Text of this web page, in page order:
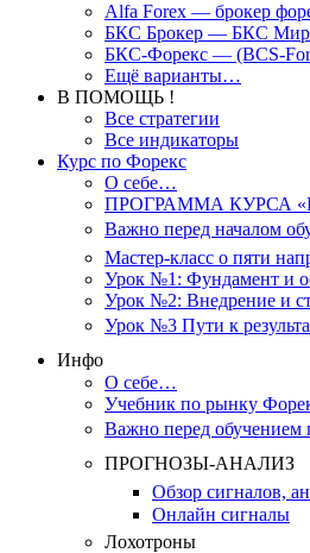
Alfa Forex — брокер
БКС Брокер — БКС Мир
БКС-Форекс — (BCS-
Ещё варианты…
В ПОМОЩЬ !
Все стратегии
Все индикаторы
Курс по Форекс
О себе…
ПРОГРАММА КУРСА
Важно перед началом
Мастер-класс о пяти
Урок №1: Фундамент и
Урок №2: Внедрение и
Урок №3 Пути к
Инфо
О себе…
Учебник по рынку
Важно перед обучением
ПРОГНОЗЫ-АНАЛИЗ
Обзор сигналов,
Онлайн сигналы
Лохотроны